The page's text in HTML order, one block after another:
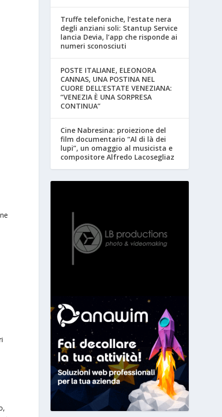
Truffe telefoniche, l’estate nera
degli anziani soli: Stantup Service
lancia Devia, l’app che risponde ai
numeri sconosciuti
POSTE ITALIANE, ELEONORA
CANNAS, UNA POSTINA NEL
CUORE DELL’ESTATE VENEZIANA:
“VENEZIA È UNA SORPRESA
CONTINUA”
Cine Nabresina: proiezione del
film documentario “Al di là dei
lupi”, un omaggio al musicista e
compositore Alfredo Lacosegliaz